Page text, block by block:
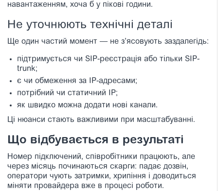
навантаженням, хоча б у пікові години.
Не уточнюють технічні деталі
Ще один частий момент — не з’ясовують заздалегідь:
підтримується чи SIP-реєстрація або тільки SIP-
trunk;
є чи обмеження за IP-адресами;
потрібний чи статичний IP;
як швидко можна додати нові канали.
Ці нюанси стають важливими при масштабуванні.
Що відбувається в результаті
Номер підключений, співробітники працюють, але
через місяць починаються скарги: падає дозвін,
оператори чують затримки, хрипіння і доводиться
міняти провайдера вже в процесі роботи.